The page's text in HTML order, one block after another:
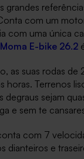
grandes
com um
com uma única
Moma E-bike 26.2
as suas rodas
horas. Terrenos
degraus sejam
e sem te
com 7
dianteiros e